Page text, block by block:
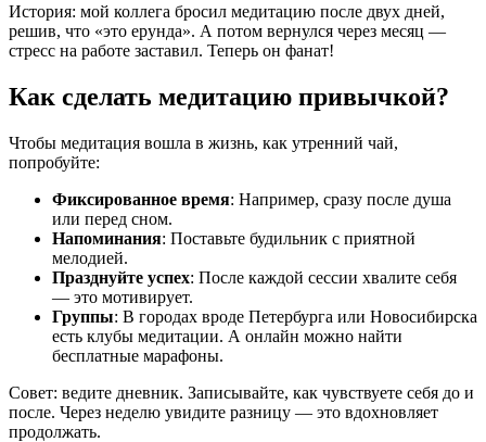
История: мой коллега бросил медитацию после двух дней,
решив, что «это ерунда». А потом вернулся через месяц —
стресс на работе заставил. Теперь он фанат!
Как сделать медитацию привычкой?
Чтобы медитация вошла в жизнь, как утренний чай,
попробуйте:
Фиксированное время: Например, сразу после душа
или перед сном.
Напоминания: Поставьте будильник с приятной
мелодией.
Празднуйте успех: После каждой сессии хвалите себя
— это мотивирует.
Группы: В городах вроде Петербурга или Новосибирска
есть клубы медитации. А онлайн можно найти
бесплатные марафоны.
Совет: ведите дневник. Записывайте, как чувствуете себя до и
после. Через неделю увидите разницу — это вдохновляет
продолжать.